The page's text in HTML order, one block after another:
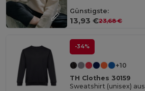
Günstigste:
13,93 €23,68 €
-34%
+10
TH Clothes 30159